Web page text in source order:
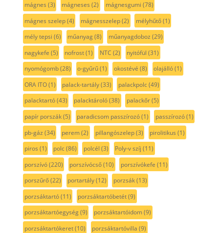
mágnes (3) mágneses (2) mágnesgumi (78)
mágnes szelep(4) mágnesszelep(2) mélyhűtő(1)
mély tepsi (6) műanyag(8) műanyagdoboz (29)
nagykefe (5) nofrost(1) NTC (2) nyitófül (31)
nyomógomb(28) o-gyűrű(1) okostévé (8) olajálló(1)
ORA ITO(1) palack-tartály(33) palackpolc(49)
palacktartó(43) palacktároló(38) palackőr(5)
papír porszák(5) paradicsom passzírozó(1) passzírozó(1)
pb-gáz (34) perem(2) pillangószelep(3) pirolitikus (1)
piros (1) polc(86) polcél (3) Poly-v szíj (11)
porszívó(220) porszívócső(10) porszívókefe (11)
porszűrő(22) portartály(12) porzsák(13)
porzsáktartó(11) porzsáktartóbetét(9)
porzsáktartóegység(9) porzsáktartóidom(9)
porzsáktartókeret(10) porzsáktartóvilla (9)